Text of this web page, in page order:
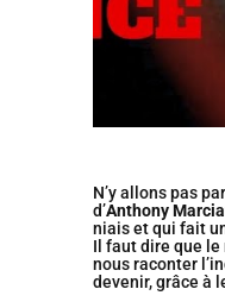
N’y allons pas
d’Anthony
niais et qui fait
Il faut dire que
nous raconter
devenir, grâce à